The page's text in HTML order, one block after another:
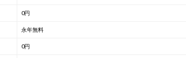
0円
永年無料
0円